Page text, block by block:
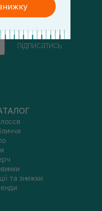
підписатись
та знижки